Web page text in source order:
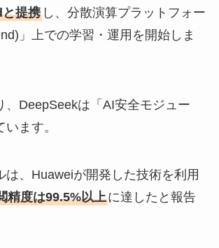
提携し、分散演算プラットフォー
」上での学習・運用を開始しま
、DeepSeekは「AI安全モジュー
ます。
は、Huaweiが開発した技術を利用
精度は99.5%以上に達したと報告